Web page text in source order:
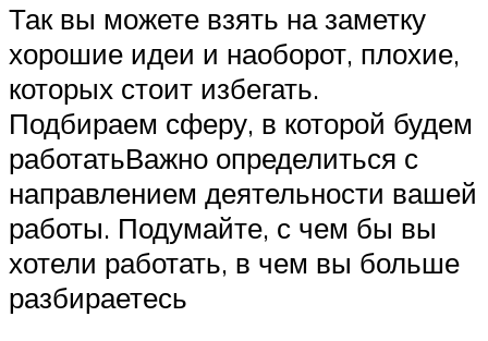
Так вы можете взять на заметку
хорошие идеи и наоборот, плохие,
которых стоит избегать.
Подбираем сферу, в которой будем
работатьВажно определиться с
направлением деятельности вашей
работы. Подумайте, с чем бы вы
хотели работать, в чем вы больше
разбираетесь